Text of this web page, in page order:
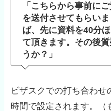
「こちらから事前に
を送付させてもらい
ば、先に資料を40分
て頂きます。その後
うか？」
ビザスクでの打ち合わせ
時間で設定されます。（